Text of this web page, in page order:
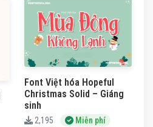
Font Việt hóa Hopeful
Christmas Solid – Giáng
sinh
2,195 Miễn phí